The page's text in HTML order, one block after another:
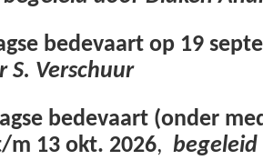
bedevaart op 19
S. Verschuur
bedevaart (onder
m 13 okt. 2026, begeleid